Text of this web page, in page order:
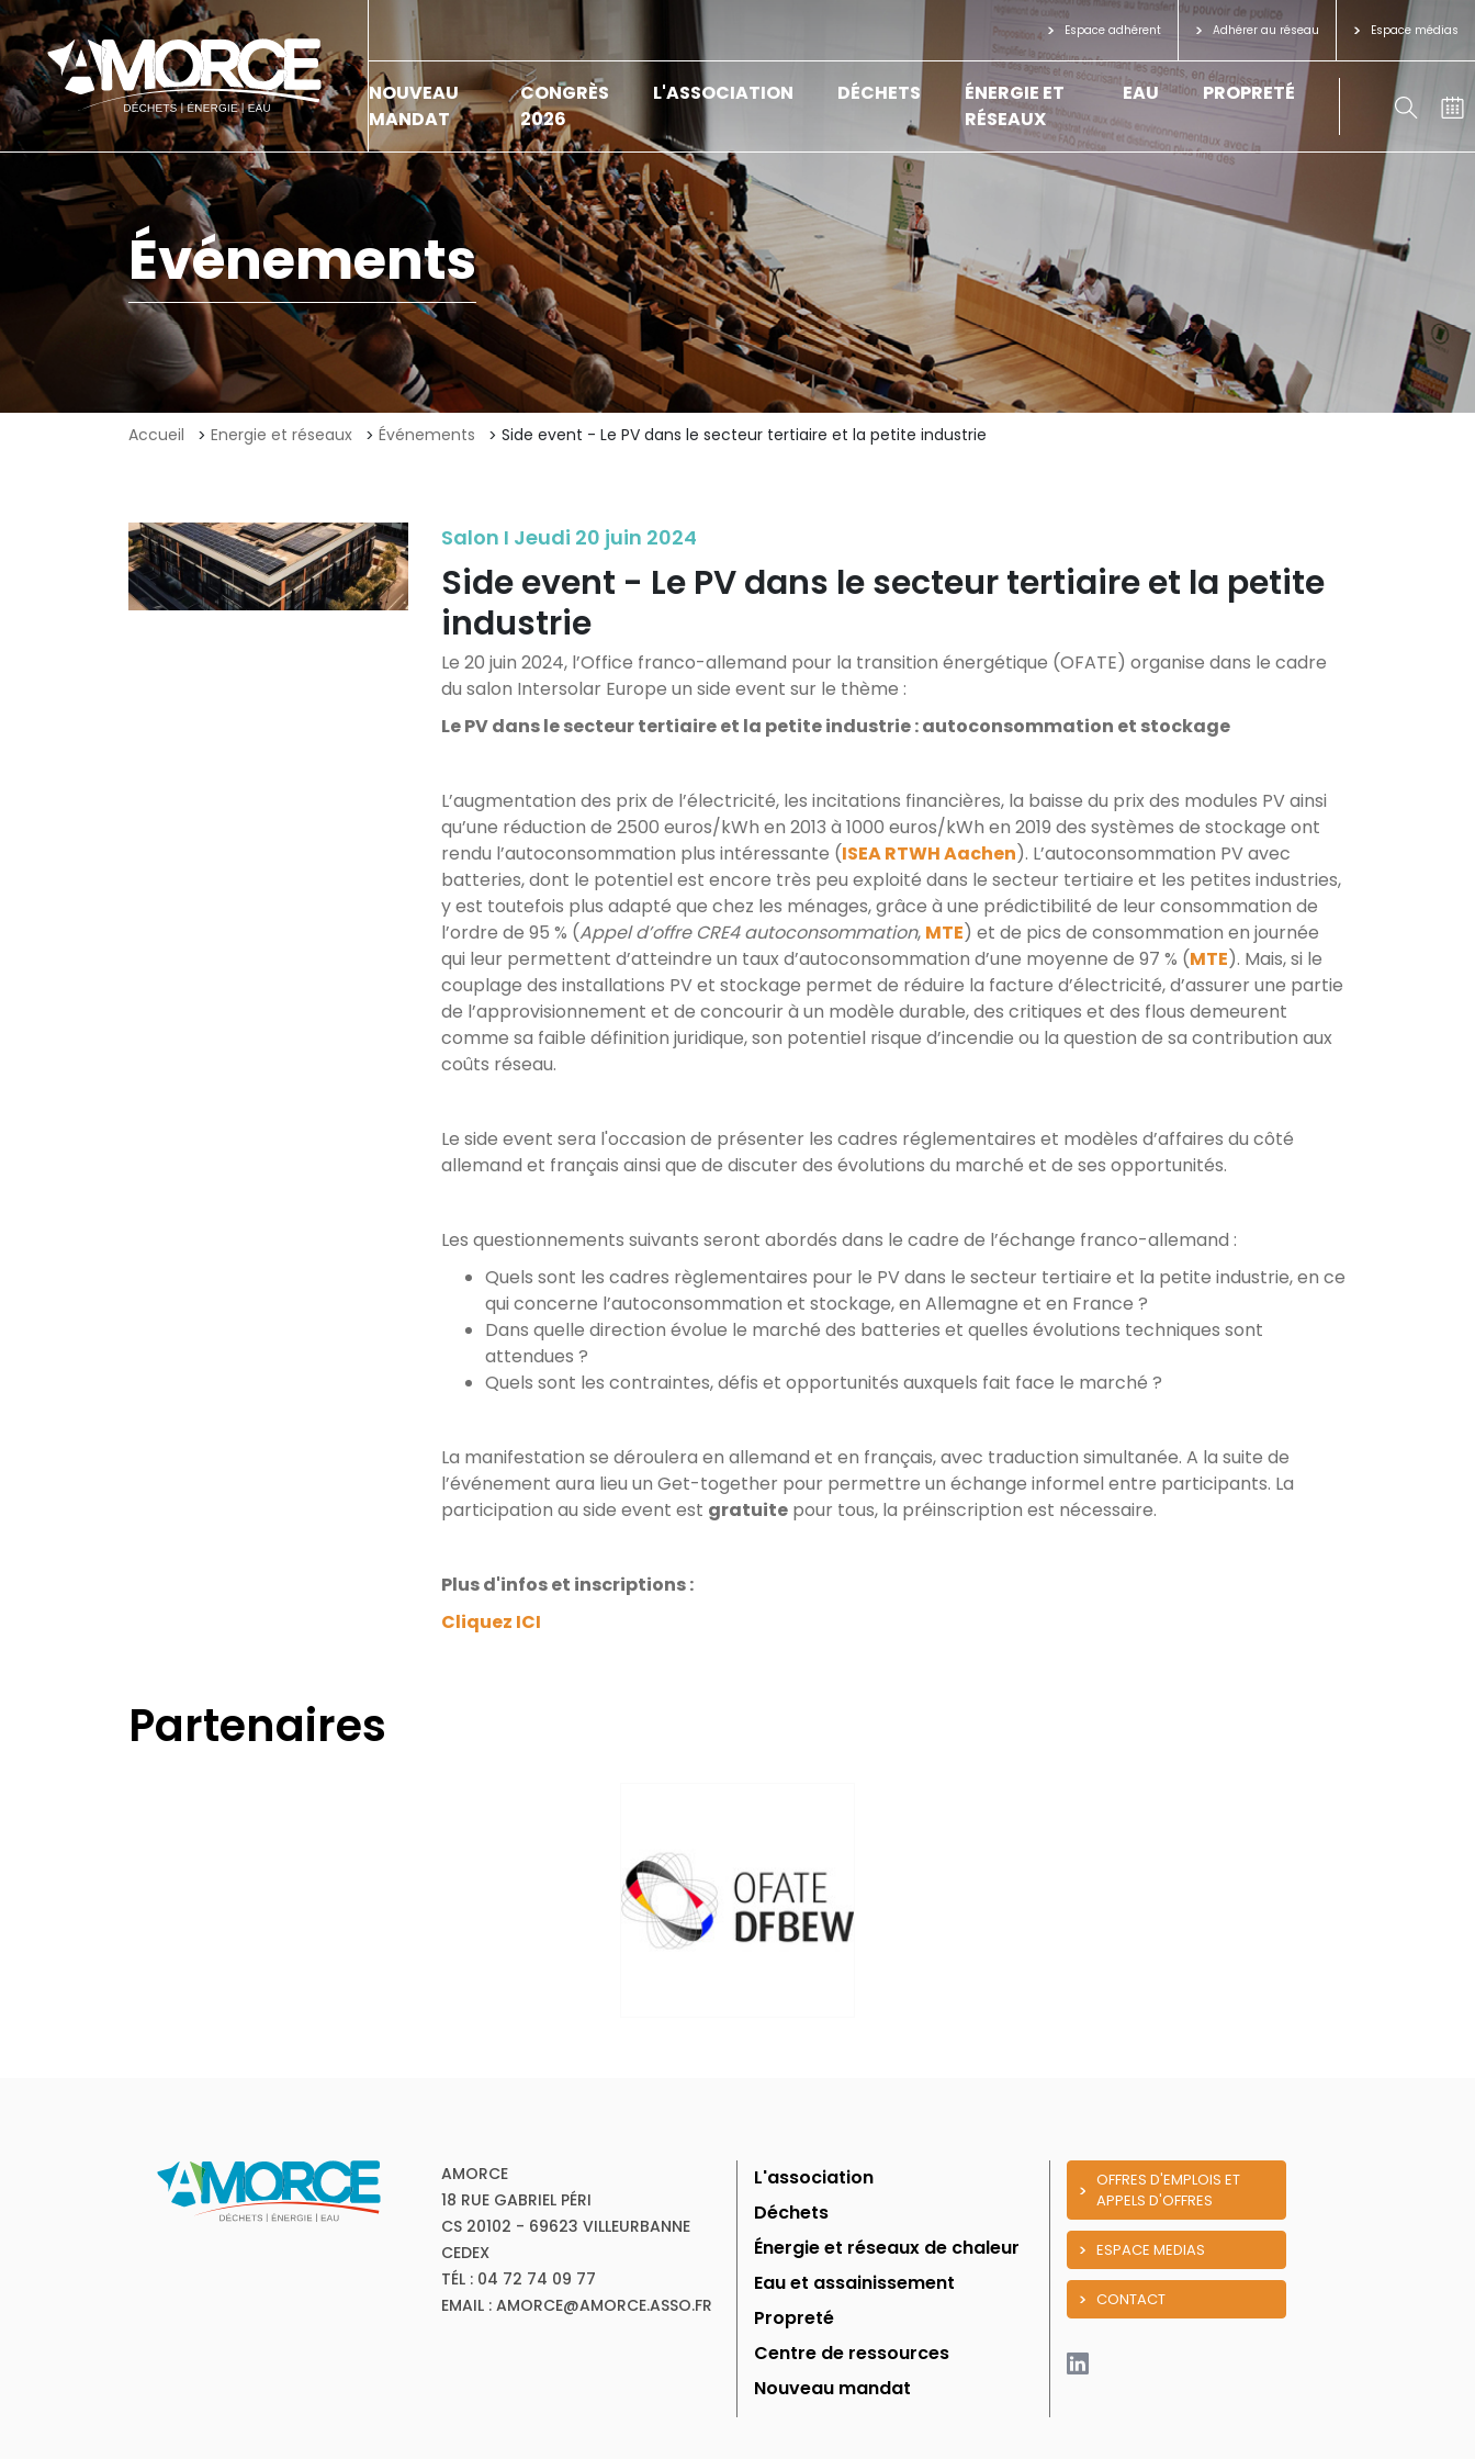
Espace adhérent Adhérer au réseau Espace médias
NOUVEAU
MANDAT
CONGRÈS
2026
L'ASSOCIATION DÉCHETS
ÉNERGIE ET
RÉSEAUX
EAU PROPRETÉ
Événements
Accueil Energie et réseaux Événements Side event - Le PV dans le secteur tertiaire et la petite industrie
Salon I Jeudi 20 juin 2024
Side event - Le PV dans le secteur tertiaire et la petite
industrie
Le 20 juin 2024, l’Office franco-allemand pour la transition énergétique (OFATE) organise dans le cadre
du salon Intersolar Europe un side event sur le thème :
Le PV dans le secteur tertiaire et la petite industrie : autoconsommation et stockage
L’augmentation des prix de l’électricité, les incitations financières, la baisse du prix des modules PV ainsi
qu’une réduction de 2500 euros/kWh en 2013 à 1000 euros/kWh en 2019 des systèmes de stockage ont
rendu l’autoconsommation plus intéressante (ISEA RTWH Aachen). L’autoconsommation PV avec
batteries, dont le potentiel est encore très peu exploité dans le secteur tertiaire et les petites industries,
y est toutefois plus adapté que chez les ménages, grâce à une prédictibilité de leur consommation de
l’ordre de 95 % (Appel d’offre CRE4 autoconsommation, MTE) et de pics de consommation en journée
qui leur permettent d’atteindre un taux d’autoconsommation d’une moyenne de 97 % (MTE). Mais, si le
couplage des installations PV et stockage permet de réduire la facture d’électricité, d’assurer une partie
de l’approvisionnement et de concourir à un modèle durable, des critiques et des flous demeurent
comme sa faible définition juridique, son potentiel risque d’incendie ou la question de sa contribution aux
coûts réseau.
Le side event sera l'occasion de présenter les cadres réglementaires et modèles d’affaires du côté
allemand et français ainsi que de discuter des évolutions du marché et de ses opportunités.
Les questionnements suivants seront abordés dans le cadre de l’échange franco-allemand :
Quels sont les cadres règlementaires pour le PV dans le secteur tertiaire et la petite industrie, en ce
qui concerne l’autoconsommation et stockage, en Allemagne et en France ?
Dans quelle direction évolue le marché des batteries et quelles évolutions techniques sont
attendues ?
Quels sont les contraintes, défis et opportunités auxquels fait face le marché ?
La manifestation se déroulera en allemand et en français, avec traduction simultanée. A la suite de
l’événement aura lieu un Get-together pour permettre un échange informel entre participants. La
participation au side event est gratuite pour tous, la préinscription est nécessaire.
Plus d'infos et inscriptions :
Cliquez ICI
Partenaires
AMORCE
18 RUE GABRIEL PÉRI
CS 20102 - 69623 VILLEURBANNE
CEDEX
TÉL : 04 72 74 09 77
EMAIL : AMORCE@AMORCE.ASSO.FR
L'association
Déchets
Énergie et réseaux de chaleur
Eau et assainissement
Propreté
Centre de ressources
Nouveau mandat
OFFRES D'EMPLOIS ET
APPELS D'OFFRES
ESPACE MEDIAS
CONTACT